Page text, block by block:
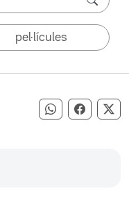
pel·lícules
Compartir